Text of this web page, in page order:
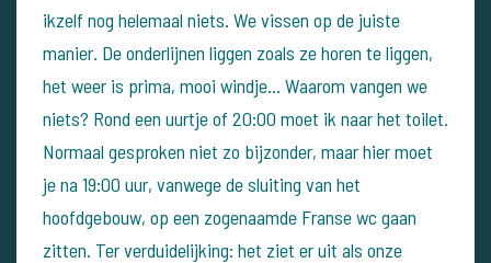
ikzelf nog helemaal niets. We vissen op de juiste
manier. De onderlijnen liggen zoals ze horen te liggen,
het weer is prima, mooi windje… Waarom vangen we
niets? Rond een uurtje of 20:00 moet ik naar het toilet.
Normaal gesproken niet zo bijzonder, maar hier moet
je na 19:00 uur, vanwege de sluiting van het
hoofdgebouw, op een zogenaamde Franse wc gaan
zitten. Ter verduidelijking: het ziet er uit als onze